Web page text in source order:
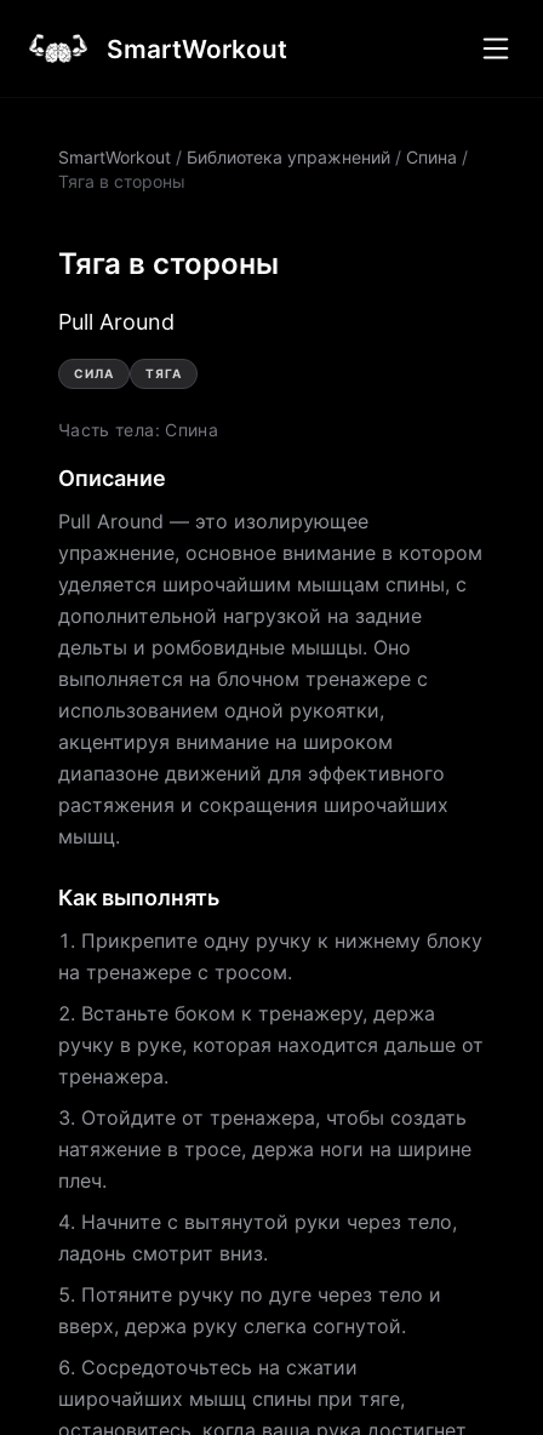
SmartWorkout
SmartWorkout / Библиотека упражнений / Спина /
Тяга в стороны
Тяга в стороны
Pull Around
СИЛА ТЯГА
Часть тела: Спина
Описание
Pull Around — это изолирующее
упражнение, основное внимание в котором
уделяется широчайшим мышцам спины, с
дополнительной нагрузкой на задние
дельты и ромбовидные мышцы. Оно
выполняется на блочном тренажере с
использованием одной рукоятки,
акцентируя внимание на широком
диапазоне движений для эффективного
растяжения и сокращения широчайших
мышц.
Как выполнять
Прикрепите одну ручку к нижнему блоку
на тренажере с тросом.
Встаньте боком к тренажеру, держа
ручку в руке, которая находится дальше от
тренажера.
Отойдите от тренажера, чтобы создать
натяжение в тросе, держа ноги на ширине
плеч.
Начните с вытянутой руки через тело,
ладонь смотрит вниз.
Потяните ручку по дуге через тело и
вверх, держа руку слегка согнутой.
Сосредоточьтесь на сжатии
широчайших мышц спины при тяге,
остановитесь, когда ваша рука достигнет